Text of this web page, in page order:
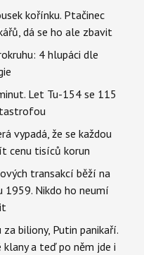
kořínku. Ptačinec
dá se ho ale zbavit
4 hlupáci dle
Let Tu-154 se 115
vypadá, že se každou
cenu tisíců korun
transakcí běží na
1959. Nikdo ho neumí
biliony, Putin panikaří.
a teď po něm jde i